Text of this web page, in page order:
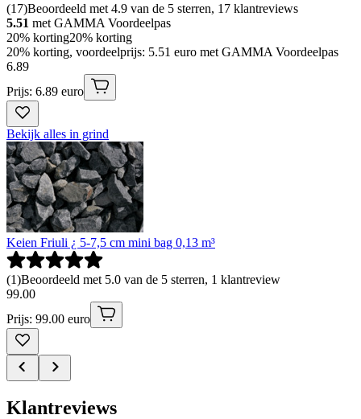
(17)Beoordeeld met 4.9 van de 5 sterren, 17 klantreviews
5.51 met GAMMA Voordeelpas
20% korting20% korting
20% korting, voordeelprijs: 5.51 euro met GAMMA Voordeelpas
6.89
Prijs: 6.89 euro
Bekijk alles in grind
Keien Friuli ¿ 5-7,5 cm mini bag 0,13 m³
(1)Beoordeeld met 5.0 van de 5 sterren, 1 klantreview
99.00
Prijs: 99.00 euro
Klantreviews